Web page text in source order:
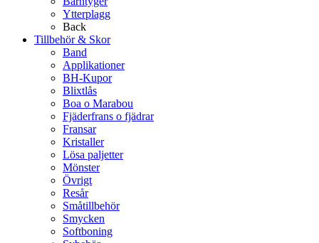
Ytterplagg
Back
Tillbehör & Skor
Band
Applikationer
BH-Kupor
Blixtlås
Boa o Marabou
Fjäderfrans o fjädrar
Fransar
Kristaller
Lösa paljetter
Mönster
Övrigt
Resår
Småtillbehör
Smycken
Softboning